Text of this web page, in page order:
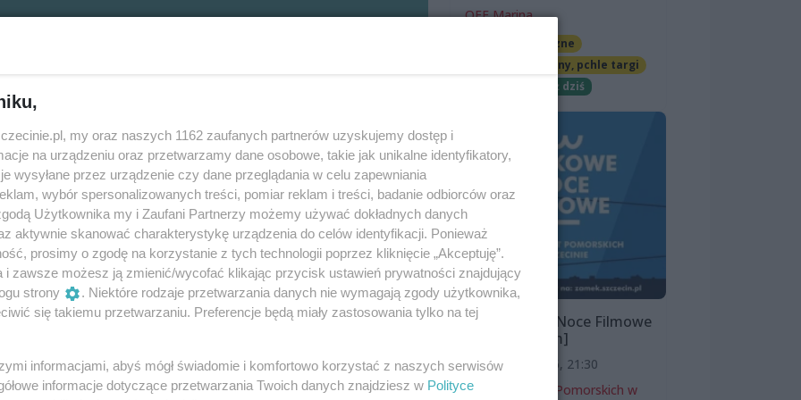
Za ile?
62,40 zł
tych historia w gabinecie psychologa –
OFF Marina
Imprezy cykliczne
Jarmarki, festyny, pchle targi
Już dziś
Zamkowe Noce Filmowe
2026 [program]
11 sierpnia 2026, 21:30
Zamek Książąt Pomorskich w
my oraz naszych 1162 zaufanych partnerów uzyskujemy dostęp i
na urządzeniu oraz przetwarzamy dane osobowe, takie jak unikalne identyfikatory,
wysyłane przez urządzenie czy dane przeglądania w celu zapewniania
wybór spersonalizowanych treści, pomiar reklam i treści, badanie odbiorców oraz
Użytkownika my i Zaufani Partnerzy możemy używać dokładnych danych
aktywnie skanować charakterystykę urządzenia do celów identyfikacji. Ponieważ
prosimy o zgodę na korzystanie z tych technologii poprzez kliknięcie „Akceptuję”.
i zawsze możesz ją zmienić/wycofać klikając przycisk ustawień prywatności znajdujący
strony
. Niektóre rodzaje przetwarzania danych nie wymagają zgody użytkownika,
się takiemu przetwarzaniu. Preferencje będą miały zastosowania tylko na tej
informacjami, abyś mógł świadomie i komfortowo korzystać z naszych serwisów
informacje dotyczące przetwarzania Twoich danych znajdziesz w Polityce